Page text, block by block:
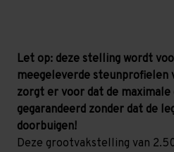
1.500
mm)
GALVA
1.500
mm)
GALVA
Let op: deze stelling wordt
meegeleverde steunprofielen
zorgt er voor dat de
gegarandeerd zonder dat de
doorbuigen!
Deze grootvakstelling van